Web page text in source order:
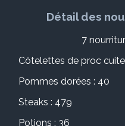
Détail des
7
Côtelettes de proc
Pommes dorées : 40
Steaks : 479
Potions : 36